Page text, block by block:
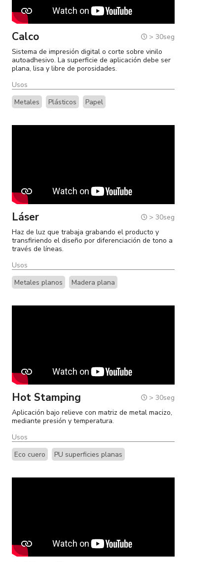
Calco
> 30seg
Sistema de impresión digital o corte sobre vinilo
autoadhesivo. La superficie de aplicación debe ser
plana, lisa y libre de porosidades.
Usos
Metales
Plásticos Papel
Láser
> 30seg
Haz de luz que trabaja grabando el producto y
transfiriendo el diseño por diferenciación de tono a
través de líneas.
Usos
Metales planos
Madera plana
Hot Stamping
> 30seg
Aplicación bajo relieve con matriz de metal macizo,
mediante presión y temperatura.
Usos
Eco cuero
PU superficies planas